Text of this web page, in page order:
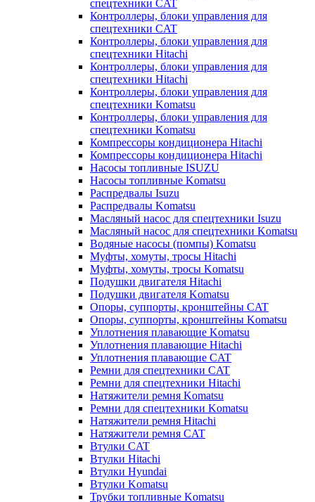
спецтехники CAT
Контроллеры, блоки управления для
спецтехники CAT
Контроллеры, блоки управления для
спецтехники Hitachi
Контроллеры, блоки управления для
спецтехники Hitachi
Контроллеры, блоки управления для
спецтехники Komatsu
Контроллеры, блоки управления для
спецтехники Komatsu
Компрессоры кондиционера Hitachi
Компрессоры кондиционера Hitachi
Насосы топливные ISUZU
Насосы топливные Komatsu
Распредвалы Isuzu
Распредвалы Komatsu
Масляный насос для спецтехники Isuzu
Масляный насос для спецтехники Komatsu
Водяные насосы (помпы) Komatsu
Муфты, хомуты, тросы Hitachi
Муфты, хомуты, тросы Komatsu
Подушки двигателя Hitachi
Подушки двигателя Komatsu
Опоры, суппорты, кронштейны CAT
Опоры, суппорты, кронштейны Komatsu
Уплотнения плавающие Komatsu
Уплотнения плавающие Hitachi
Уплотнения плавающие CAT
Ремни для спецтехники CAT
Ремни для спецтехники Hitachi
Натяжители ремня Komatsu
Ремни для спецтехники Komatsu
Натяжители ремня Hitachi
Натяжители ремня CAT
Втулки CAT
Втулки Hitachi
Втулки Hyundai
Втулки Komatsu
Трубки топливные Komatsu